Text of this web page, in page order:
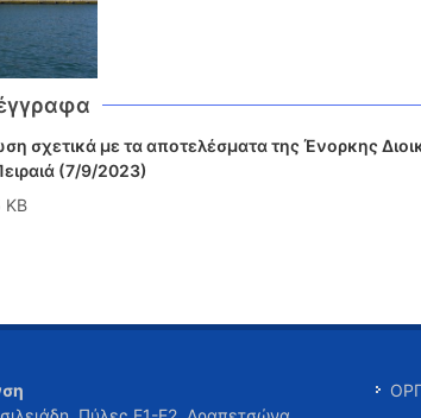
σχετικά με τα αποτελέσματα της Ένορκης
(7/9/2023)
KB